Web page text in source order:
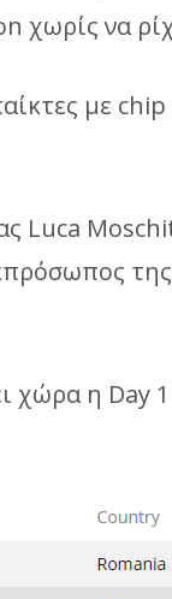
χωρίς να
με
Luca
χώρα η Day